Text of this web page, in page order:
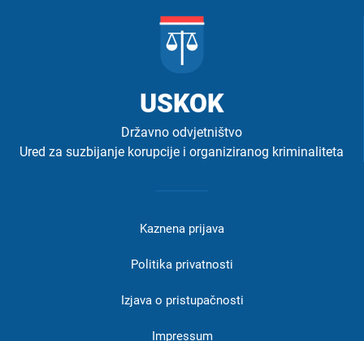
USKOK
Državno odvjetništvo
Ured za suzbijanje korupcije i organiziranog kriminaliteta
Kaznena prijava
Politika privatnosti
Izjava o pristupačnosti
Impressum